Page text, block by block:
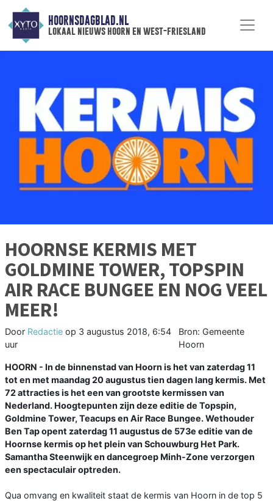
HOORNSDAGBLAD.NL
lokaal nieuws hoorn en west-friesland
HOORNSE KERMIS MET
GOLDMINE TOWER, TOPSPIN
AIR RACE BUNGEE EN NOG VEEL
MEER!
Door Redactie op 3 augustus 2018, 6:54
uur
Bron: Gemeente
Hoorn
HOORN - In de binnenstad van Hoorn is het van zaterdag 11
tot en met maandag 20 augustus tien dagen lang kermis. Met
72 attracties is het een van grootste kermissen van
Nederland. Hoogtepunten zijn deze editie de Topspin,
Goldmine Tower, Teacups en Air Race Bungee. Wethouder
Ben Tap opent zaterdag 11 augustus de 573e editie van de
Hoornse kermis op het plein van Schouwburg Het Park.
Samantha Steenwijk en dancegroep Minh-Zone verzorgen
een spectaculair optreden.
Qua omvang en kwaliteit staat de kermis van Hoorn in de top 5